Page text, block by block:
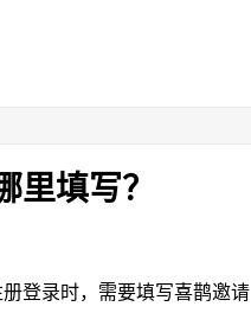
里填写？
册登录时，需要填写喜鹊邀请